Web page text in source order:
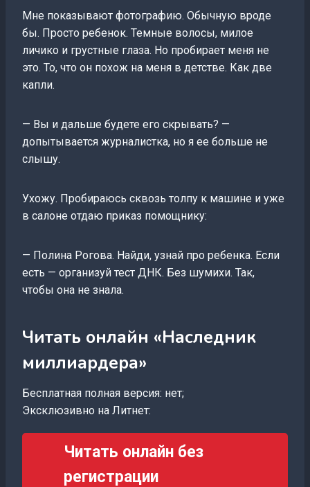
Мне показывают фотографию. Обычную вроде
бы. Просто ребенок. Темные волосы, милое
личико и грустные глаза. Но пробирает меня не
это. То, что он похож на меня в детстве. Как две
капли.
— Вы и дальше будете его скрывать? —
допытывается журналистка, но я ее больше не
слышу.
Ухожу. Пробираюсь сквозь толпу к машине и уже
в салоне отдаю приказ помощнику:
— Полина Рогова. Найди, узнай про ребенка. Если
есть — организуй тест ДНК. Без шумихи. Так,
чтобы она не знала.
Читать онлайн «Наследник
миллиардера»
Бесплатная полная версия: нет;
Эксклюзивно на Литнет:
Читать онлайн без
регистрации